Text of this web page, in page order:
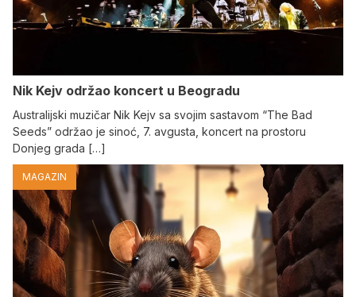
Nik Kejv održao koncert u Beogradu
Australijski muzičar Nik Kejv sa svojim sastavom “The Bad
Seeds” održao je sinoć, 7. avgusta, koncert na prostoru
Donjeg grada […]
MAGAZIN